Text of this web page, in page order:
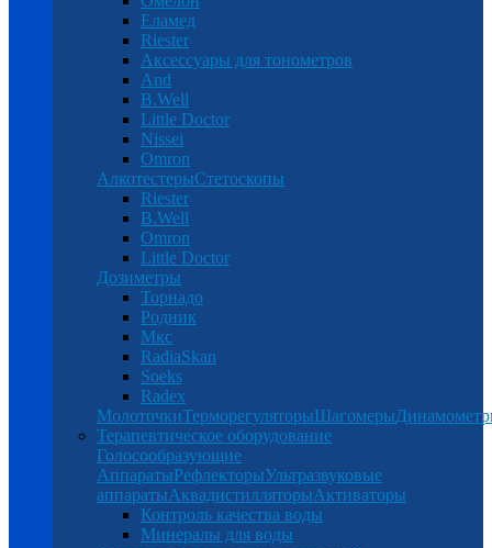
Еламед
Riester
Аксессуары для тонометров
And
B.Well
Little Doctor
Nissei
Omron
АлкотестерыСтетоскопы
Riester
B.Well
Omron
Little Doctor
Дозиметры
Торнадо
Родник
Мкс
RadiaSkan
Soeks
Radex
МолоточкиТерморегуляторыШагомеры
Терапевтическое оборудование
Голосообразующие
АппаратыРефлекторыУльтразвуковые
аппаратыАквадистилляторыАктиваторы
Контроль качества воды
Минералы для воды